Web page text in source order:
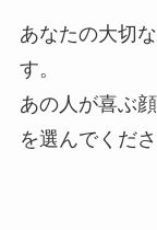
あなたの大切
す。
あの人が喜ぶ
を選んでくださ